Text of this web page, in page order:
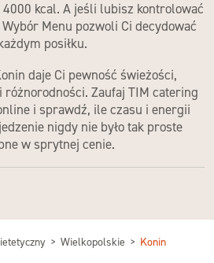
kcal. A jeśli lubisz kontrolować
Menu pozwoli Ci decydować
posiłku.
daje Ci pewność świeżości,
Zaufaj TIM catering
i sprawdź, ile czasu i energii
nigdy nie było tak proste
w sprytnej cenie.
Wielkopolskie Konin